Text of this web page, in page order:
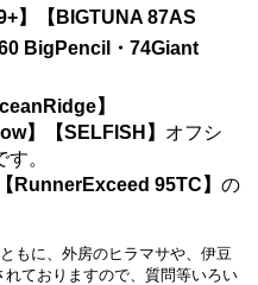
】【BIGTUNA 87AS
BigPencil・74Giant
】
】【SELFISH】 オフシ
。
【RunnerExceed 95TC】 の
もに、外房のヒラマサや、伊豆
ておりますので、質問等いろい